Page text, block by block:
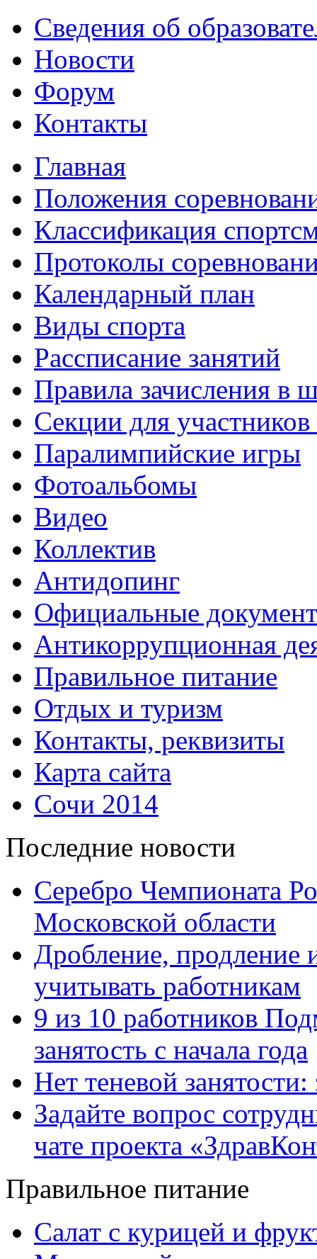
Сведения об
Новости
Форум
Контакты
Главная
Положения
Классификация
Протоколы
Календарный план
Виды спорта
Рассписание занятий
Правила зачисления в
Секции для
Паралимпийские игры
Фотоальбомы
Видео
Коллектив
Антидопинг
Официальные
Антикоррупционная
Правильное питание
Отдых и туризм
Контакты, реквизиты
Карта сайта
Сочи 2014
Последние новости
Серебро Чемпионата
Московской области
Дробление, продление
учитывать работникам
9 из 10 работников
занятость с начала года
Нет теневой
Задайте вопрос
чате проекта
Правильное питание
Салат с курицей и